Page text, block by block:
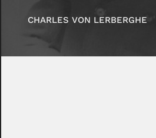
CHARLES VON LERBERGHE